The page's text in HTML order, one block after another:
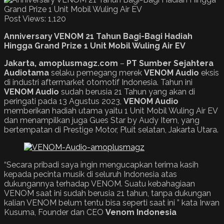
Post Views: 1,120
Anniversary VENOM 21 Tahun Bagi-Bagi Hadiah
Hingga Grand Prize 1 Unit Mobil Wuling Air EV
Jakarta, amoplusmagz.com – PT Sumber Sejahtera
Audiotama selaku pemegang merek VENOM Audio eksis
di industri aftermarket otomotif Indonesia. Tahun ini
VENOM Audio sudah berusia 21 Tahun yang akan di
peringati pada 13 Agustus 2023, VENOM Audio
memberikan hadiah utama yaitu 1 Unit Mobil Wuling Air EV
dan menampilkan juga Gues Star by Audy Item, yang
bertempatan di Prestige Motor, Pluit selatan, Jakarta Utara.
“Secara pribadi saya ingin mengucapkan terima kasih
kepada pecinta musik di seluruh Indonesia atas
dukungannya terhadap VENOM. Suatu kebahagiaan
VENOM saat ini sudah berusia 21 tahun, tanpa dukungan
kalian VENOM belum tentu bisa seperti saat ini ” kata Irwan
Kusuma, Founder dan CEO Venom Indonesia